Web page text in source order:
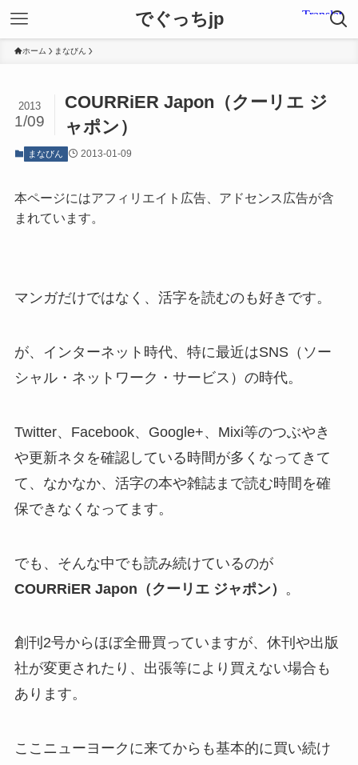
でぐっちjp
ホーム まなびん
COURRiER Japon（クーリエ ジ
ャポン）
2013
1/09
まなびん 2013-01-09
本ページにはアフィリエイト広告、アドセンス広告が含
まれています。
マンガだけではなく、活字を読むのも好きです。
が、インターネット時代、特に最近はSNS（ソー
シャル・ネットワーク・サービス）の時代。
Twitter、Facebook、Google+、Mixi等のつぶやき
や更新ネタを確認している時間が多くなってきて
て、なかなか、活字の本や雑誌まで読む時間を確
保できなくなってます。
でも、そんな中でも読み続けているのが
COURRiER Japon（クーリエ ジャポン）
。
創刊2号からほぼ全冊買っていますが、休刊や出版
社が変更されたり、出張等により買えない場合も
あります。
ここニューヨークに来てからも基本的に買い続け